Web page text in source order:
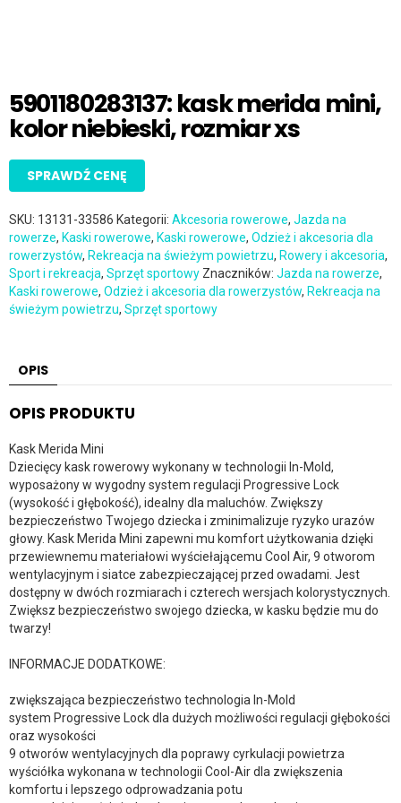
5901180283137: kask merida mini,
kolor niebieski, rozmiar xs
SPRAWDŹ CENĘ
SKU: 13131-33586 Kategorii: Akcesoria rowerowe, Jazda na
rowerze, Kaski rowerowe, Kaski rowerowe, Odzież i akcesoria dla
rowerzystów, Rekreacja na świeżym powietrzu, Rowery i akcesoria,
Sport i rekreacja, Sprzęt sportowy Znaczników: Jazda na rowerze,
Kaski rowerowe, Odzież i akcesoria dla rowerzystów, Rekreacja na
świeżym powietrzu, Sprzęt sportowy
OPIS
OPIS PRODUKTU
Kask Merida Mini
Dziecięcy kask rowerowy wykonany w technologii In-Mold,
wyposażony w wygodny system regulacji Progressive Lock
(wysokość i głębokość), idealny dla maluchów. Zwiększy
bezpieczeństwo Twojego dziecka i zminimalizuje ryzyko urazów
głowy. Kask Merida Mini zapewni mu komfort użytkowania dzięki
przewiewnemu materiałowi wyściełającemu Cool Air, 9 otworom
wentylacyjnym i siatce zabezpieczającej przed owadami. Jest
dostępny w dwóch rozmiarach i czterech wersjach kolorystycznych.
Zwiększ bezpieczeństwo swojego dziecka, w kasku będzie mu do
twarzy!
INFORMACJE DODATKOWE:
zwiększająca bezpieczeństwo technologia In-Mold
system Progressive Lock dla dużych możliwości regulacji głębokości
oraz wysokości
9 otworów wentylacyjnych dla poprawy cyrkulacji powietrza
wyściółka wykonana w technologii Cool-Air dla zwiększenia
komfortu i lepszego odprowadzania potu